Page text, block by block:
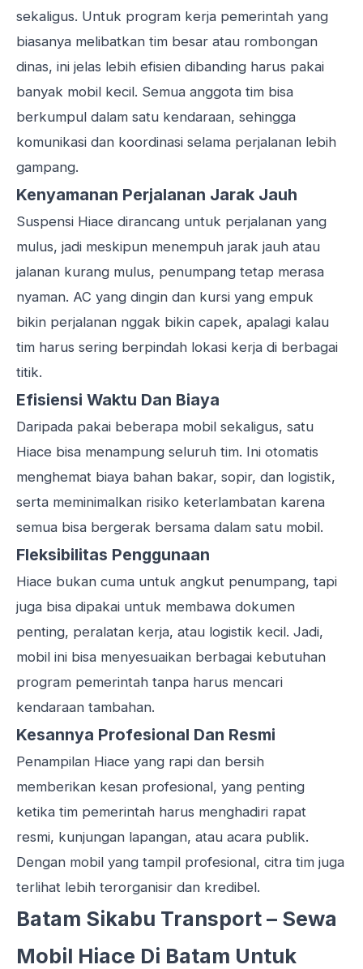
sekaligus. Untuk program kerja pemerintah yang
biasanya melibatkan tim besar atau rombongan
dinas, ini jelas lebih efisien dibanding harus pakai
banyak mobil kecil. Semua anggota tim bisa
berkumpul dalam satu kendaraan, sehingga
komunikasi dan koordinasi selama perjalanan lebih
gampang.
Kenyamanan Perjalanan Jarak Jauh
Suspensi Hiace dirancang untuk perjalanan yang
mulus, jadi meskipun menempuh jarak jauh atau
jalanan kurang mulus, penumpang tetap merasa
nyaman. AC yang dingin dan kursi yang empuk
bikin perjalanan nggak bikin capek, apalagi kalau
tim harus sering berpindah lokasi kerja di berbagai
titik.
Efisiensi Waktu Dan Biaya
Daripada pakai beberapa mobil sekaligus, satu
Hiace bisa menampung seluruh tim. Ini otomatis
menghemat biaya bahan bakar, sopir, dan logistik,
serta meminimalkan risiko keterlambatan karena
semua bisa bergerak bersama dalam satu mobil.
Fleksibilitas Penggunaan
Hiace bukan cuma untuk angkut penumpang, tapi
juga bisa dipakai untuk membawa dokumen
penting, peralatan kerja, atau logistik kecil. Jadi,
mobil ini bisa menyesuaikan berbagai kebutuhan
program pemerintah tanpa harus mencari
kendaraan tambahan.
Kesannya Profesional Dan Resmi
Penampilan Hiace yang rapi dan bersih
memberikan kesan profesional, yang penting
ketika tim pemerintah harus menghadiri rapat
resmi, kunjungan lapangan, atau acara publik.
Dengan mobil yang tampil profesional, citra tim juga
terlihat lebih terorganisir dan kredibel.
Batam Sikabu Transport – Sewa
Mobil Hiace Di Batam Untuk